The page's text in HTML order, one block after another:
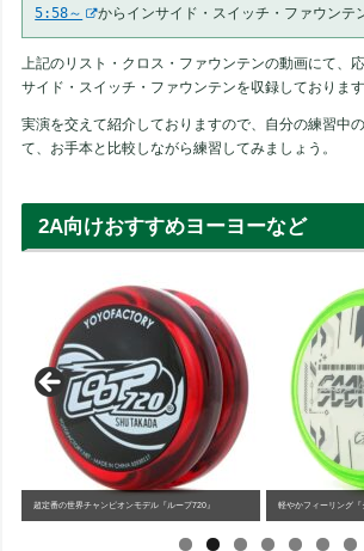
5:58～ からインサイド・スイッチ・ファウンテ
上記のリスト・クロス・ファウンテンの動画にて、
サイド・スイッチ・ファウンテンを収録しております
実演を交えて紹介しておりますので、自分の練習中
て、お手本と比較しながら練習してみましょう。
2A向けおすすめヨーヨーなど
モデル『ループ720』 軽やかフィーリング『シーカー』